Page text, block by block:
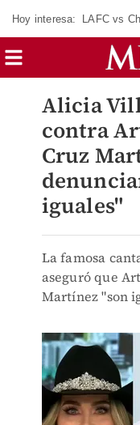
Hoy interesa: LAFC vs
Alicia
contra
Cruz
iguales"
La famosa
aseguró que
Martínez "son